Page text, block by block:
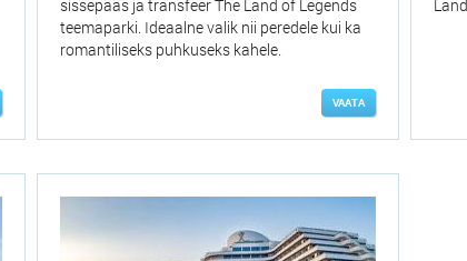
sissepääs ja transfeer The Land of Legends
teemaparki. Ideaalne valik nii peredele kui ka
romantiliseks puhkuseks kahele.
VAATA